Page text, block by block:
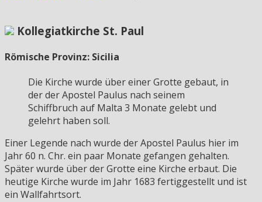
Kollegiatkirche St. Paul
Römische Provinz: Sicilia
Die Kirche wurde über einer Grotte gebaut, in
der der Apostel Paulus nach seinem
Schiffbruch auf Malta 3 Monate gelebt und
gelehrt haben soll.
Einer Legende nach wurde der Apostel Paulus hier im
Jahr 60 n. Chr. ein paar Monate gefangen gehalten.
Später wurde über der Grotte eine Kirche erbaut. Die
heutige Kirche wurde im Jahr 1683 fertiggestellt und ist
ein Wallfahrtsort.